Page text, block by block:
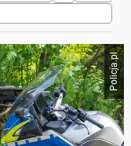
błędy.
zgłoszenie o
którego
był pod wpływem
Policja.pl